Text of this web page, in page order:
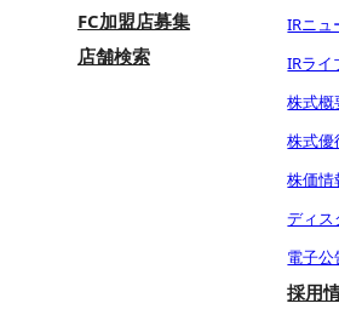
FC加盟店募集
店舗検索
IRニュ
IRライ
株式概
株式優
株価情
ディス
電子公
採用